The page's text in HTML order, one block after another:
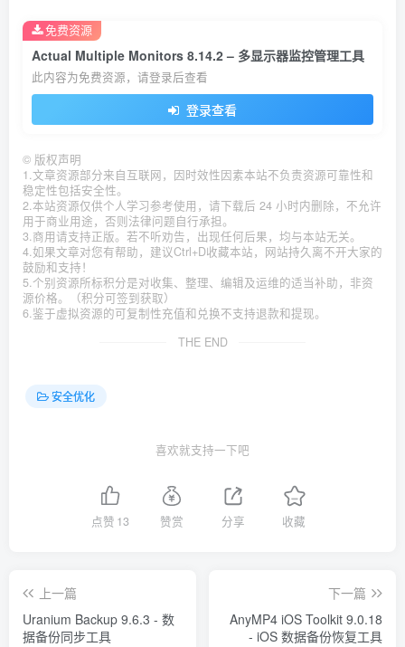
Actual Multiple Monitors 8.14.2 – 多显示器监控管理工具
此内容为免费资源，请登录后查看
登录查看
免费资源
© 版权声明
1.文章资源部分来自互联网，因时效性因素本站不负责资源可靠性和
稳定性包括安全性。
2.本站资源仅供个人学习参考使用，请下载后 24 小时内删除，不允许
用于商业用途，否则法律问题自行承担。
3.商用请支持正版。若不听劝告，出现任何后果，均与本站无关。
4.如果文章对您有帮助，建议Ctrl+D收藏本站，网站持久离不开大家的
鼓励和支持！
5.个别资源所标积分是对收集、整理、编辑及运维的适当补助，非资
源价格。（积分可签到获取）
6.鉴于虚拟资源的可复制性充值和兑换不支持退款和提现。
THE END
安全优化
喜欢就支持一下吧
点赞 13 赞赏 分享 收藏
上一篇
Uranium Backup 9.6.3 - 数
据备份同步工具
下一篇
AnyMP4 iOS Toolkit 9.0.18
- iOS 数据备份恢复工具